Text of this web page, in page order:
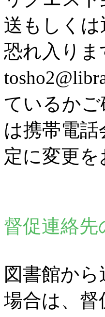
送もしく
恐れ入り
ているか
は携帯電
定に変更
督促連絡
図書館か
場合は、